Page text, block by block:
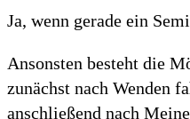
Ja, wenn gerade ein
Ansonsten besteht die
zunächst nach Wenden
anschließend nach